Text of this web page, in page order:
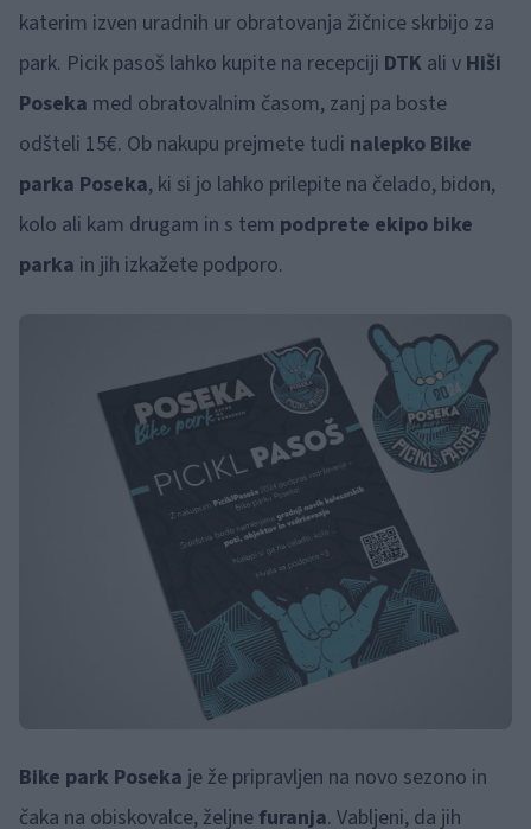
katerim izven uradnih ur obratovanja žičnice skrbijo za
park. Picik pasoš lahko kupite na recepciji DTK ali v Hiši
Poseka med obratovalnim časom, zanj pa boste
odšteli 15€. Ob nakupu prejmete tudi nalepko Bike
parka Poseka, ki si jo lahko prilepite na čelado, bidon,
kolo ali kam drugam in s tem podprete ekipo bike
parka in jih izkažete podporo.
Bike park Poseka je že pripravljen na novo sezono in
čaka na obiskovalce, željnefuranja. Vabljeni, da jih